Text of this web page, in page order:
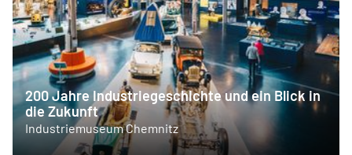
200 Jahre Industriegeschichte und ein Blick in
die Zukunft
Industriemuseum Chemnitz